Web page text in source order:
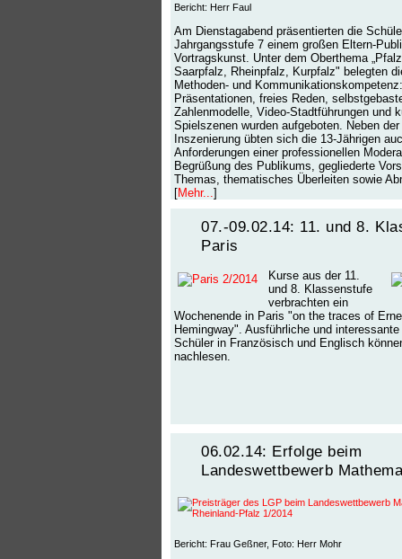
Bericht: Herr Faul
Am Dienstagabend präsentierten die
Jahrgangsstufe 7 einem großen Eltern-
Vortragskunst. Unter dem Oberthema
Saarpfalz, Rheinpfalz, Kurpfalz" belegten
Methoden- und
Präsentationen, freies Reden,
Zahlenmodelle, Video-Stadtführungen und
Spielszenen wurden aufgeboten. Neben
Inszenierung übten sich die 13-Jährigen
Anforderungen einer professionellen
Begrüßung des Publikums, gegliederte
Themas, thematisches Überleiten sowie
[Mehr...]
07.-09.02.14: 11. und 8.
Paris
Kurse aus der 11.
und 8. Klassenstufe
verbrachten ein
Wochenende in Paris "on the traces of
Hemingway". Ausführliche und
Schüler in Französisch und Englisch
nachlesen.
06.02.14: Erfolge beim
Landeswettbewerb
Bericht: Frau Geßner, Foto: Herr Mohr